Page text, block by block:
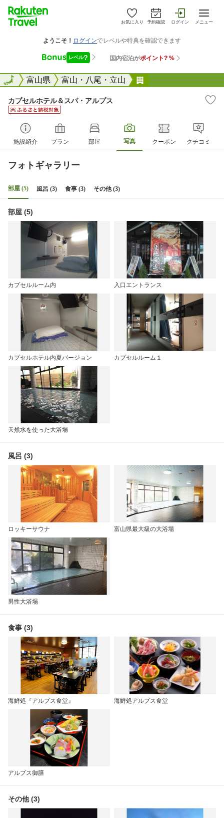
お気に入り 予約確認 ログイン メニュー
全国富山県 富山・八尾・立山
全国
カプセルホテル＆スパ・アルプス
施設紹介 プラン 部屋 写真 クーポン クチコミ
フォトギャラリー
部屋 (5) 風呂 (3) 食事 (3) その他 (3)
部屋 (5)
カプセルルーム内 入口エントランス
カプセルホテル内夏バージョン カプセルルーム１
天然水を使った大浴場
風呂 (3)
ロッキーサウナ 富山県最大級の大浴場
男性大浴場
食事 (3)
海鮮処『アルプス食堂』 海鮮処アルプス食堂
アルプス御膳
その他 (3)